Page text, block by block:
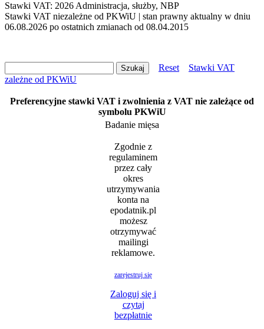
Stawki VAT: 2026 Administracja, służby, NBP
Stawki VAT niezależne od PKWiU | stan prawny aktualny w dniu
06.08.2026 po ostatnich zmianach od 08.04.2015
Reset
Stawki VAT
zależne od PKWiU
Preferencyjne stawki VAT i zwolnienia z VAT nie zależące od
symbolu PKWiU
Badanie mięsa
Zgodnie z
regulaminem
przez cały
okres
utrzymywania
konta na
epodatnik.pl
możesz
otrzymywać
mailingi
reklamowe.
zarejestruj się
Zaloguj się i
czytaj
bezpłatnie